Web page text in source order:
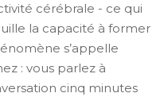
cérébrale - ce qui
la capacité à former
s’appelle
: vous parlez à
cinq minutes